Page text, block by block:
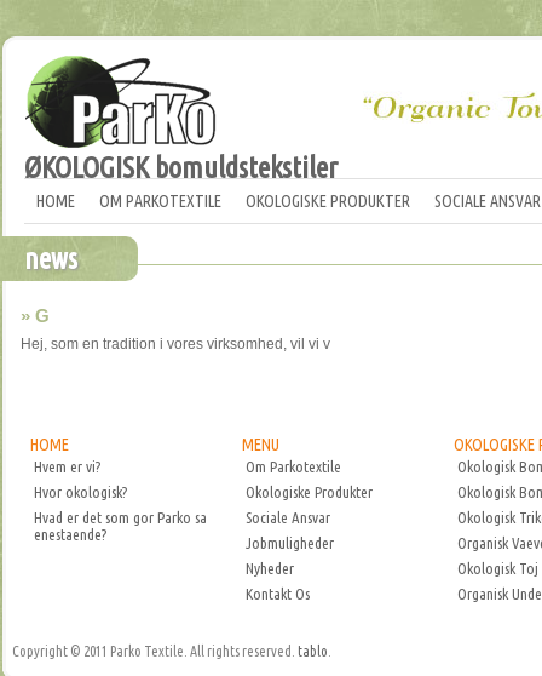
ØKOLOGISK bomuldstekstiler
HOME OM PARKOTEXTILE OKOLOGISKE PRODUKTER SOCIALE ANSVAR
news
» G
Hej, som en tradition i vores virksomhed, vil vi v
HOME
Hvem er vi?
Hvor okologisk?
Hvad er det som gor Parko sa
enestaende?
MENU
Om Parkotextile
Okologiske Produkter
Sociale Ansvar
Jobmuligheder
Nyheder
Kontakt Os
OKOLOGISKE
Okologisk
Okologisk
Okologisk
Organisk
Okologisk Toj
Organisk
Copyright © 2011 Parko Textile. All rights reserved. tablo